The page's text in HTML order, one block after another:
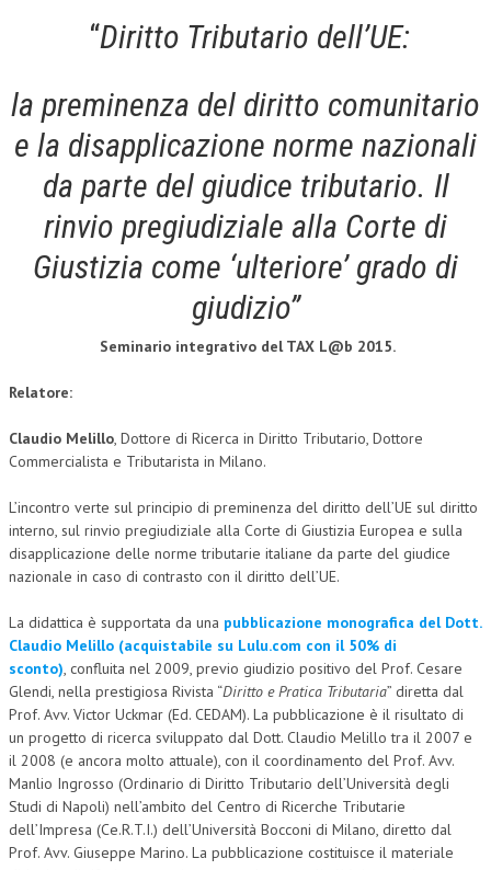
PEER REVIEW
AUTORI
COLLABORA CON NOI
ECONOMIA
CORPORATE SOCIAL RESPONSIBILITY
ECONOMIA DELL’ARTE
INTERNAZIONALIZZAZIONE
HUMAN RESOURCES
TREASURY IN FINANCIAL SERVICES
RISK MANAGEMENT
SVILUPPO SOSTENIBILE
L’UMANISTA
DIRITTO
DIRITTO PENALE D’IMPRESA
DIRITTO DEL LAVORO
DIRITTO DEL WEB
DIRITTO DELLE IMPRESE IN CRISI
“Diritto Tributario dell’UE:
la preminenza del diritto comunitario
e la disapplicazione norme nazionali
da parte del giudice tributario. Il
rinvio pregiudiziale alla Corte di
Giustizia come ‘ulteriore’ grado di
giudizio”
Seminario integrativo del TAX L@b 2015.
Relatore:
Claudio Melillo, Dottore di Ricerca in Diritto Tributario, Dottore
Commercialista e Tributarista in Milano.
L’incontro verte sul principio di preminenza del diritto dell’UE sul diritto
interno, sul rinvio pregiudiziale alla Corte di Giustizia Europea e sulla
disapplicazione delle norme tributarie italiane da parte del giudice
nazionale in caso di contrasto con il diritto dell’UE.
La didattica è supportata da una pubblicazione monografica del Dott.
Claudio Melillo (acquistabile su Lulu.com con il 50% di
sconto), confluita nel 2009, previo giudizio positivo del Prof. Cesare
Glendi, nella prestigiosa Rivista “Diritto e Pratica Tributaria” diretta dal
Prof. Avv. Victor Uckmar (Ed. CEDAM). La pubblicazione è il risultato di
un progetto di ricerca sviluppato dal Dott. Claudio Melillo tra il 2007 e
il 2008 (e ancora molto attuale), con il coordinamento del Prof. Avv.
Manlio Ingrosso (Ordinario di Diritto Tributario dell’Università degli
Studi di Napoli) nell’ambito del Centro di Ricerche Tributarie
dell’Impresa (Ce.R.T.I.) dell’Università Bocconi di Milano, diretto dal
Prof. Avv. Giuseppe Marino. La pubblicazione costituisce il materiale